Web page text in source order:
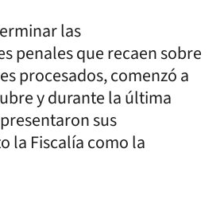
las
penales que recaen sobre
procesados, comenzó a
y durante la última
sus
la Fiscalía como la